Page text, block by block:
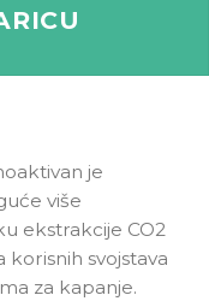
je
više
ekstrakcije CO2
svojstava
za kapanje.